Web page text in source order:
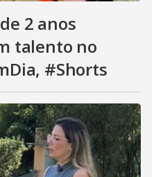
2 anos
talento no
#Shorts